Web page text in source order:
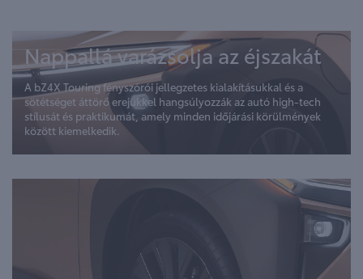
Nappallá varázsolja az éjszakát
A bZ4X Touring fényszórói jellegzetes kialakításukkal és a
sötétséget áttörő erejükkel hangsúlyozzák az autó high-tech
stílusát és praktikumát, amely minden időjárási körülmények
között kiemelkedik.